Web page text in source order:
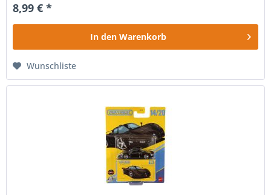
8,99 € *
In den Warenkorb
Wunschliste